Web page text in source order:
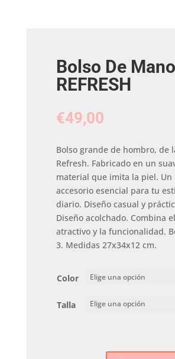
Bolso De Mano
REFRESH
€49,00
Bolso grande de hombro, de
Refresh. Fabricado en un
material que imita la piel. Un
accesorio esencial para tu
diario. Diseño casual y
Diseño acolchado. Combina
atractivo y la funcionalidad.
3. Medidas 27x34x12 cm.
Color
Talla